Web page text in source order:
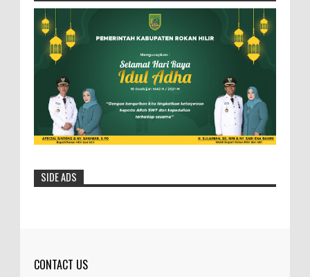
HM Wardan : Ambil Hikmahnya Dibalik
Dilihat: 154 Kali Bupa...
SIDE ADS
CONTACT US